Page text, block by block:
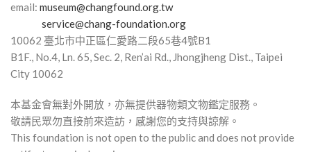
email: museum@changfound.org.tw
service@chang-foundation.org
10062 臺北市中正區仁愛路⼆段65巷4號B1
B1F., No.4, Ln. 65, Sec. 2, Ren’ai Rd., Jhongjheng Dist., Taipei
City 10062
本基金會無對外開放，亦無提供器物類文物鑑定服務。
敬請民眾勿直接前來造訪，感謝您的支持與諒解。
This foundation is not open to the public and does not provide